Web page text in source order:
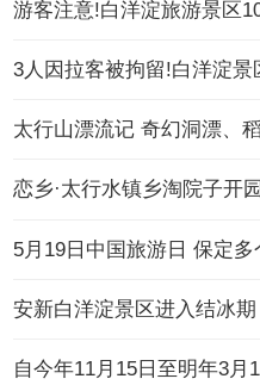
游客注意!白洋淀旅游景区
3人因拉客被拘留!白洋淀景
安新白洋淀景区进入结冰